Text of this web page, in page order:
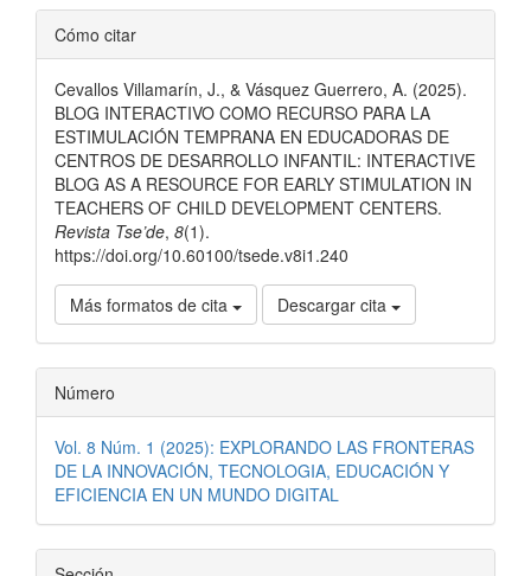
Detalles
del
artículo
Cómo citar
Cevallos Villamarín, J., & Vásquez Guerrero, A. (2025).
BLOG INTERACTIVO COMO RECURSO PARA LA
ESTIMULACIÓN TEMPRANA EN EDUCADORAS DE
CENTROS DE DESARROLLO INFANTIL: INTERACTIVE
BLOG AS A RESOURCE FOR EARLY STIMULATION IN
TEACHERS OF CHILD DEVELOPMENT CENTERS.
Revista Tse’de, 8(1).
https://doi.org/10.60100/tsede.v8i1.240
Más formatos de cita Descargar cita
Número
Vol. 8 Núm. 1 (2025): EXPLORANDO LAS FRONTERAS
DE LA INNOVACIÓN, TECNOLOGIA, EDUCACIÓN Y
EFICIENCIA EN UN MUNDO DIGITAL